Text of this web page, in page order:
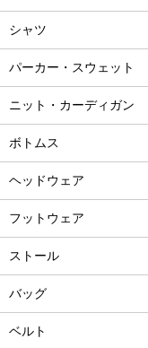
シャツ
パーカー・スウェット
ニット・カーディガン
ボトムス
ヘッドウェア
フットウェア
ストール
バッグ
ベルト